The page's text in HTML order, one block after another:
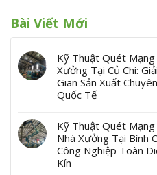
Bài Viết Mới
Kỹ Thuật Quét Mạng
Xưởng Tại Củ Chi:
Gian Sản Xuất
Quốc Tế
Kỹ Thuật Quét Mạng
Nhà Xưởng Tại Bình
Công Nghiệp Toàn
Kín